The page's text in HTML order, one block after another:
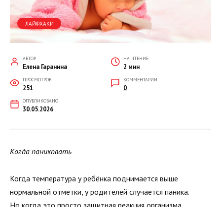
ЛАЙФХАКИ
АВТОР
Елена Гаранина
НА ЧТЕНИЕ
2 мин
ПРОСМОТРОВ
251
КОММЕНТАРИИ
0
ОПУБЛИКОВАНО
30.05.2026
Когда паниковать
Когда температура у ребёнка поднимается выше
нормальной отметки, у родителей случается паника.
Но когда это просто защитная реакция организма,